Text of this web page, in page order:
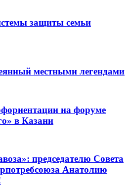
защиты семьи
местными легендами
на форуме
в Казани
председателю Совета
Анатолию